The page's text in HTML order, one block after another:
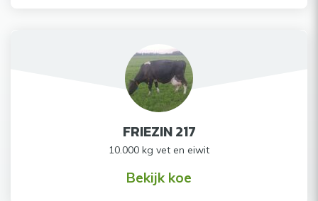
FRIEZIN 217
10.000 kg vet en eiwit
Bekijk koe